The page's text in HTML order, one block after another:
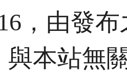
，由發
與本站無